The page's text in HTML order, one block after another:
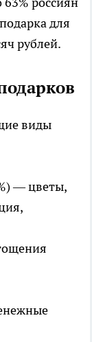
для
рублей.
виды
— цветы,